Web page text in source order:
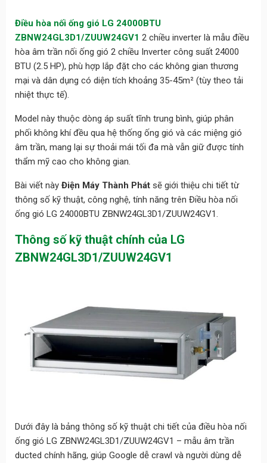
Điều hòa nối ống gió LG 24000BTU
ZBNW24GL3D1/ZUUW24GV1 2 chiều inverter là mẫu điều
hòa âm trần nối ống gió 2 chiều Inverter công suất 24000
BTU (2.5 HP), phù hợp lắp đặt cho các không gian thương
mại và dân dụng có diện tích khoảng 35-45m² (tùy theo tải
nhiệt thực tế).
Model này thuộc dòng áp suất tĩnh trung bình, giúp phân
phối không khí đều qua hệ thống ống gió và các miệng gió
âm trần, mang lại sự thoải mái tối đa mà vẫn giữ được tính
thẩm mỹ cao cho không gian.
Bài viết này Điện Máy Thành Phátsẽ giới thiệu chi tiết từ
thông số kỹ thuật, công nghệ, tính năng trên Điều hòa nối
ống gió LG 24000BTU ZBNW24GL3D1/ZUUW24GV1.
Thông số kỹ thuật chính của LG
ZBNW24GL3D1/ZUUW24GV1
Dưới đây là bảng thông số kỹ thuật chi tiết của điều hòa nối
ống gió LG ZBNW24GL3D1/ZUUW24GV1 – mẫu âm trần
ducted chính hãng, giúp Google dễ crawl và người dùng dễ